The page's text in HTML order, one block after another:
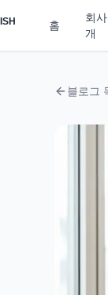
홈
회
개
블로그